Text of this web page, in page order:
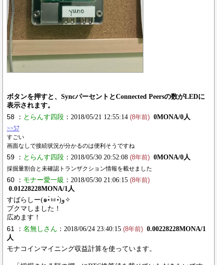
ボタンを押すと、SyncパーセントとConnected Peersの数がLEDに
表示されます。
58 ： とらんす四段 ：2018/05/21 12:55:14 (8年前) 0MONA/0人
>>57
すごい
画面なしで接続状況が分かるのは便利そうですね
59 ： とらんす四段 ：2018/05/30 20:52:08 (8年前) 0MONA/0人
採掘量割合と未確認トランザクション情報を載せました
60 ： モナー愛一級 ：2018/05/30 21:06:15 (8年前)
0.01228228MONA/1人
すばらしー(๑•̀ㅂ•́)و✧
ブクマしました！
広めます！
61 ： 名無しさん ：2018/06/24 23:40:15 (8年前) 0.00228228MONA/1
人
モナコインマイニング収益計算を使っています。